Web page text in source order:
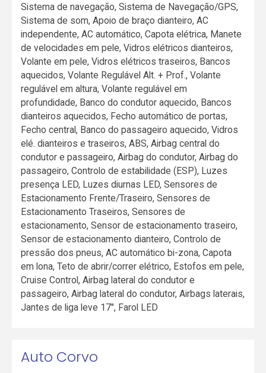
Sistema de navegação, Sistema de Navegação/GPS,
Sistema de som, Apoio de braço dianteiro, AC
independente, AC automático, Capota elétrica, Manete
de velocidades em pele, Vidros elétricos dianteiros,
Volante em pele, Vidros elétricos traseiros, Bancos
aquecidos, Volante Regulável Alt. + Prof., Volante
regulável em altura, Volante regulável em
profundidade, Banco do condutor aquecido, Bancos
dianteiros aquecidos, Fecho automático de portas,
Fecho central, Banco do passageiro aquecido, Vidros
elé. dianteiros e traseiros, ABS, Airbag central do
condutor e passageiro, Airbag do condutor, Airbag do
passageiro, Controlo de estabilidade (ESP), Luzes
presença LED, Luzes diurnas LED, Sensores de
Estacionamento Frente/Traseiro, Sensores de
Estacionamento Traseiros, Sensores de
estacionamento, Sensor de estacionamento traseiro,
Sensor de estacionamento dianteiro, Controlo de
pressão dos pneus, AC automático bi-zona, Capota
em lona, Teto de abrir/correr elétrico, Estofos em pele,
Cruise Control, Airbag lateral do condutor e
passageiro, Airbag lateral do condutor, Airbags laterais,
Jantes de liga leve 17", Farol LED
Auto Corvo